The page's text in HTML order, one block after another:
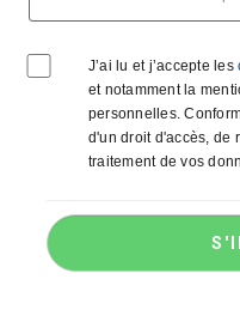
J’ai lu et j’accepte les
et notamment la
personnelles.
d'un droit d'accès, de
traitement de vos